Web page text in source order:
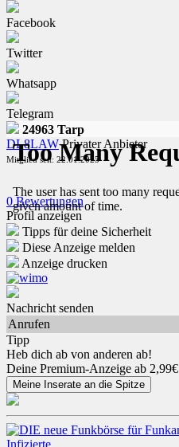
Facebook
Twitter
Whatsapp
Telegram
24963 Tarp
DL8LAW Privater Anbieter
Mitglied seit: 22.01.2025
0 Bewertungen
Profil anzeigen
Tipps für deine Sicherheit
Diese Anzeige melden
Anzeige drucken
Nachricht senden
Anrufen
Tipp
Heb dich ab von anderen ab!
Deine Premium-Anzeige ab 2,99€